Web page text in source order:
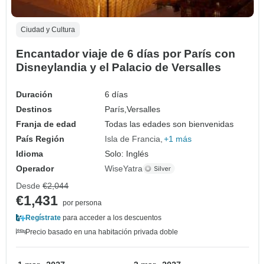
Ciudad y Cultura
Encantador viaje de 6 días por París con
Disneylandia y el Palacio de Versalles
Duración
6 días
Destinos
París,Versalles
Franja de edad
Todas las edades son bienvenidas
País Región
Isla de Francia +1 más
Idioma
Solo: Inglés
Operador
WiseYatra
Desde €2,044
€1,431 por persona
Regístrate para acceder a los descuentos
Precio basado en una habitación privada doble